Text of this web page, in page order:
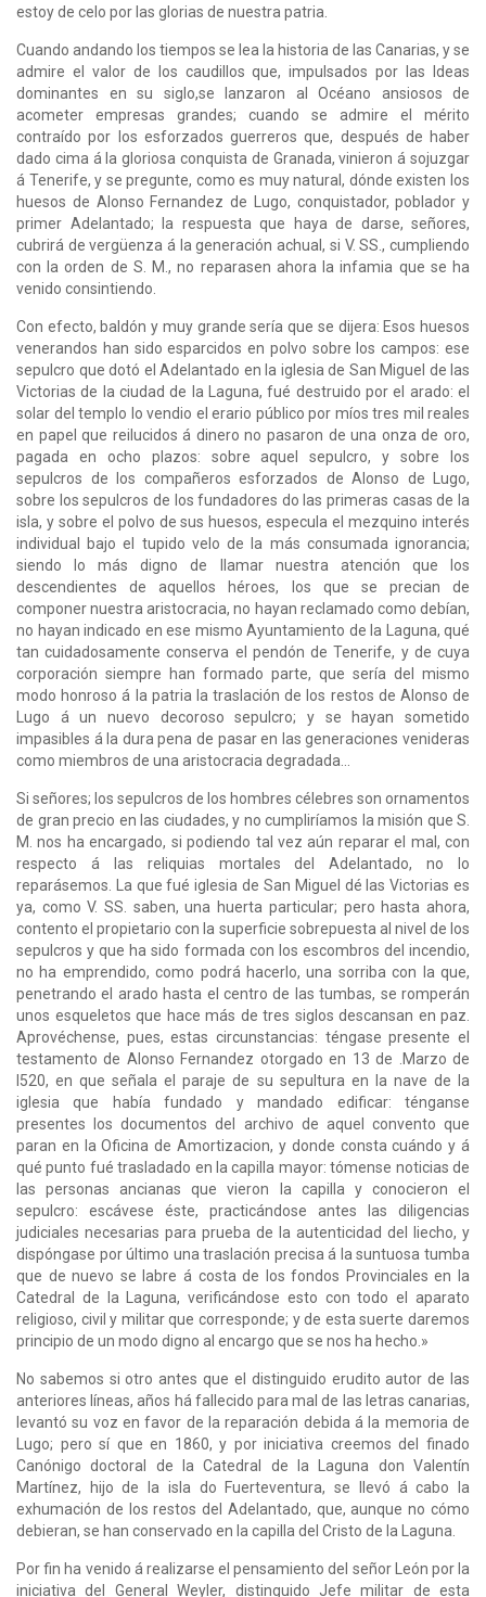
estoy de celo por las glorias de nuestra patria.
Cuando andando los tiempos se lea la historia de las Canarias, y se
admire el valor de los caudillos que, impulsados por las Ideas
dominantes en su siglo,se lanzaron al Océano ansiosos de
acometer empresas grandes; cuando se admire el mérito
contraído por los esforzados guerreros que, después de haber
dado cima á la gloriosa conquista de Granada, vinieron á sojuzgar
á Tenerife, y se pregunte, como es muy natural, dónde existen los
huesos de Alonso Fernandez de Lugo, conquistador, poblador y
primer Adelantado; la respuesta que haya de darse, señores,
cubrirá de vergüenza á la generación achual, si V. SS., cumpliendo
con la orden de S. M., no reparasen ahora la infamia que se ha
venido consintiendo.
Con efecto, baldón y muy grande sería que se dijera: Esos huesos
venerandos han sido esparcidos en polvo sobre los campos: ese
sepulcro que dotó el Adelantado en la iglesia de San Miguel de las
Victorias de la ciudad de la Laguna, fué destruido por el arado: el
solar del templo lo vendio el erario público por míos tres mil reales
en papel que reilucidos á dinero no pasaron de una onza de oro,
pagada en ocho plazos: sobre aquel sepulcro, y sobre los
sepulcros de los compañeros esforzados de Alonso de Lugo,
sobre los sepulcros de los fundadores do las primeras casas de la
isla, y sobre el polvo de sus huesos, especula el mezquino interés
individual bajo el tupido velo de la más consumada ignorancia;
siendo lo más digno de llamar nuestra atención que los
descendientes de aquellos héroes, los que se precian de
componer nuestra aristocracia, no hayan reclamado como debían,
no hayan indicado en ese mismo Ayuntamiento de la Laguna, qué
tan cuidadosamente conserva el pendón de Tenerife, y de cuya
corporación siempre han formado parte, que sería del mismo
modo honroso á la patria la traslación de los restos de Alonso de
Lugo á un nuevo decoroso sepulcro; y se hayan sometido
impasibles á la dura pena de pasar en las generaciones venideras
como miembros de una aristocracia degradada...
Si señores; los sepulcros de los hombres célebres son ornamentos
de gran precio en las ciudades, y no cumpliríamos la misión que S.
M. nos ha encargado, si podiendo tal vez aún reparar el mal, con
respecto á las reliquias mortales del Adelantado, no lo
reparásemos. La que fué iglesia de San Miguel dé las Victorias es
ya, como V. SS. saben, una huerta particular; pero hasta ahora,
contento el propietario con la superficie sobrepuesta al nivel de los
sepulcros y que ha sido formada con los escombros del incendio,
no ha emprendido, como podrá hacerlo, una sorriba con la que,
penetrando el arado hasta el centro de las tumbas, se romperán
unos esqueletos que hace más de tres siglos descansan en paz.
Aprovéchense, pues, estas circunstancias: téngase presente el
testamento de Alonso Fernandez otorgado en 13 de .Marzo de
l520, en que señala el paraje de su sepultura en la nave de la
iglesia que había fundado y mandado edificar: ténganse
presentes los documentos del archivo de aquel convento que
paran en la Oficina de Amortizacion, y donde consta cuándo y á
qué punto fué trasladado en la capilla mayor: tómense noticias de
las personas ancianas que vieron la capilla y conocieron el
sepulcro: escávese éste, practicándose antes las diligencias
judiciales necesarias para prueba de la autenticidad del liecho, y
dispóngase por último una traslación precisa á la suntuosa tumba
que de nuevo se labre á costa de los fondos Provinciales en la
Catedral de la Laguna, verificándose esto con todo el aparato
religioso, civil y militar que corresponde; y de esta suerte daremos
principio de un modo digno al encargo que se nos ha hecho.»
No sabemos si otro antes que el distinguido erudito autor de las
anteriores líneas, años há fallecido para mal de las letras canarias,
levantó su voz en favor de la reparación debida á la memoria de
Lugo; pero sí que en 1860, y por iniciativa creemos del finado
Canónigo doctoral de la Catedral de la Laguna don Valentín
Martínez, hijo de la isla do Fuerteventura, se llevó á cabo la
exhumación de los restos del Adelantado, que, aunque no cómo
debieran, se han conservado en la capilla del Cristo de la Laguna.
Por fin ha venido á realizarse el pensamiento del señor León por la
iniciativa del General Weyler, distinguido Jefe militar de esta